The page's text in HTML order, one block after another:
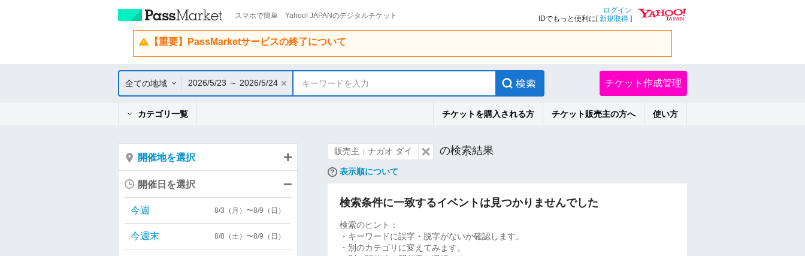
スマホで簡単 Yahoo! JAPANのデジタルチケット
ログイン
IDでもっと便利に[新規取得 ]
【重要】PassMarketサービスの終了について
全ての地域 2026/5/23 ～ 2026/5/24 キーワードを入力 チケット作成管理
カテゴリ一覧 チケットを購入される方 チケット販売主の方へ 使い方
販売主：ナガオ ダイ の検索結果
表示順について
検索条件に一致するイベントは見つかりませんでした
検索のヒント：
・キーワードに誤字・脱字がないか確認します。
・別のカテゴリに変えてみます。
開催地を選択
開催日を選択
今週 8/3（月）〜8/9（日）
今週末 8/8（土）〜8/9（日）